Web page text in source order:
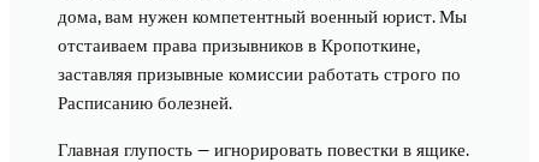
дома, вам нужен компетентный военный юрист. Мы
отстаиваем права призывников в Кропоткине,
заставляя призывные комиссии работать строго по
Расписанию болезней.
Главная глупость — игнорировать повестки в ящике.